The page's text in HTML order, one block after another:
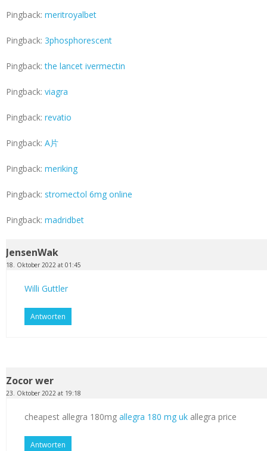
Pingback: meritroyalbet
Pingback: 3phosphorescent
Pingback:the lancet ivermectin
Pingback: viagra
Pingback: revatio
Pingback: A片
Pingback: meriking
Pingback: stromectol 6mg online
Pingback: madridbet
JensenWak
18. Oktober 2022 at 01:45
Willi Guttler
Antworten
Zocor wer
23. Oktober 2022 at 19:18
cheapest allegra 180mg allegra 180 mg uk allegra price
Antworten